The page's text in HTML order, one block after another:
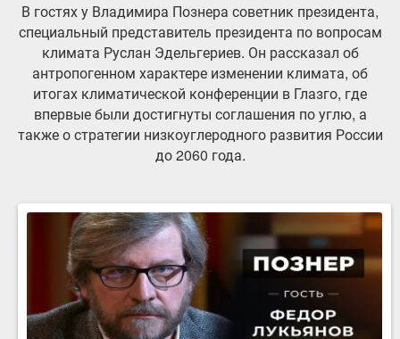
В гостях у Владимира Познера советник президента,
специальный представитель президента по вопросам
климата Руслан Эдельгериев. Он рассказал об
антропогенном характере изменении климата, об
итогах климатической конференции в Глазго, где
впервые были достигнуты соглашения по углю, а
также о стратегии низкоуглеродного развития России
до 2060 года.